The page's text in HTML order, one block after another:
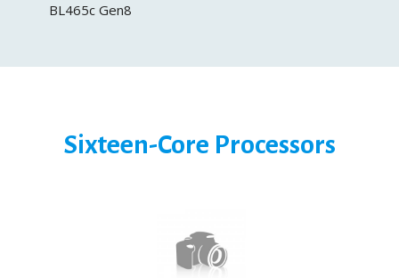
BL465c Gen8
Sixteen-Core Processors